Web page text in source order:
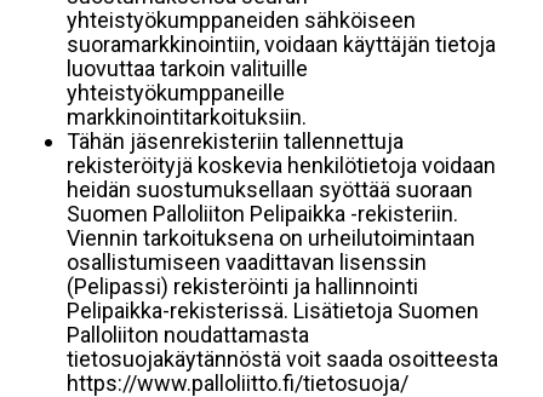
yhteistyökumppaneiden sähköiseen
suoramarkkinointiin, voidaan käyttäjän tietoja
luovuttaa tarkoin valituille
yhteistyökumppaneille
markkinointitarkoituksiin.
Tähän jäsenrekisteriin tallennettuja
rekisteröityjä koskevia henkilötietoja voidaan
heidän suostumuksellaan syöttää suoraan
Suomen Palloliiton Pelipaikka -rekisteriin.
Viennin tarkoituksena on urheilutoimintaan
osallistumiseen vaadittavan lisenssin
(Pelipassi) rekisteröinti ja hallinnointi
Pelipaikka-rekisterissä. Lisätietoja Suomen
Palloliiton noudattamasta
tietosuojakäytännöstä voit saada osoitteesta
https://www.palloliitto.fi/tietosuoja/